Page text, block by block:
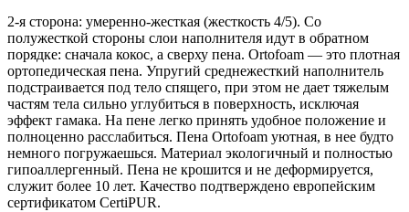
2-я сторона: умеренно-жесткая (жесткость 4/5). Со
полужесткой стороны слои наполнителя идут в обратном
порядке: сначала кокос, а сверху пена. Ortofoam — это плотная
ортопедическая пена. Упругий среднежесткий наполнитель
подстраивается под тело спящего, при этом не дает тяжелым
частям тела сильно углубиться в поверхность, исключая
эффект гамака. На пене легко принять удобное положение и
полноценно расслабиться. Пена Ortofoam уютная, в нее будто
немного погружаешься. Материал экологичный и полностью
гипоаллергенный. Пена не крошится и не деформируется,
служит более 10 лет. Качество подтверждено европейским
сертификатом CertiPUR.